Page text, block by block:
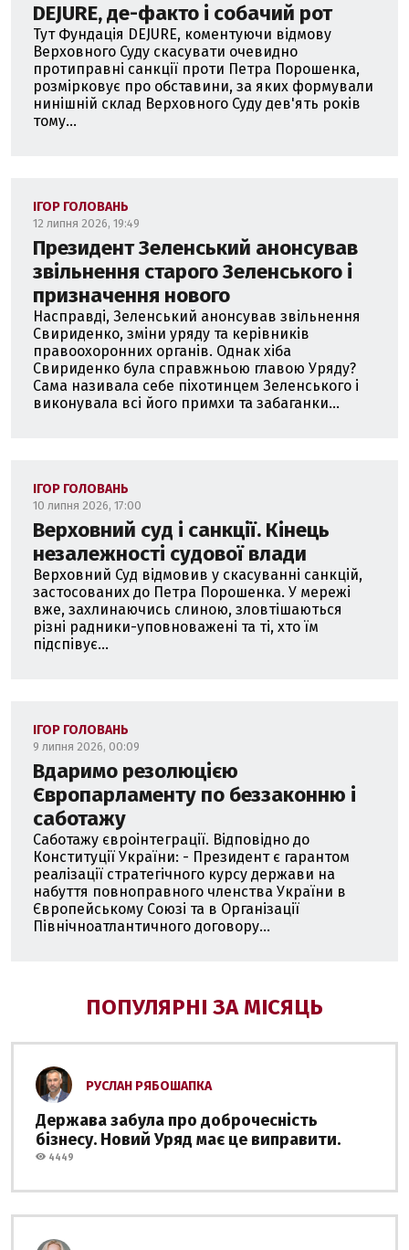
DEJURE, де-факто і собачий рот
Тут Фундація DEJURE, коментуючи відмову
Верховного Суду скасувати очевидно
протиправні санкції проти Петра Порошенка,
розмірковує про обставини, за яких формували
нинішній склад Верховного Суду дев'ять років
тому...
ІГОР ГОЛОВАНЬ
12 липня 2026, 19:49
Президент Зеленський анонсував
звільнення старого Зеленського і
призначення нового
Насправді, Зеленський анонсував звільнення
Свириденко, зміни уряду та керівників
правоохоронних органів. Однак хіба
Свириденко була справжньою главою Уряду?
Сама називала себе піхотинцем Зеленського і
виконувала всі його примхи та забаганки...
ІГОР ГОЛОВАНЬ
10 липня 2026, 17:00
Верховний суд і санкції. Кінець
незалежності судової влади
Верховний Суд відмовив у скасуванні санкцій,
застосованих до Петра Порошенка. У мережі
вже, захлинаючись слиною, зловтішаються
різні радники-уповноважені та ті, хто їм
підспівує...
ІГОР ГОЛОВАНЬ
9 липня 2026, 00:09
Вдаримо резолюцією
Європарламенту по беззаконню і
саботажу
Саботажу євроінтеграції. Відповідно до
Конституції України: - Президент є гарантом
реалізації стратегічного курсу держави на
набуття повноправного членства України в
Європейському Союзі та в Організації
Північноатлантичного договору...
ПОПУЛЯРНІ ЗА МІСЯЦЬ
РУСЛАН РЯБОШАПКА
Держава забула про доброчесність
бізнесу. Новий Уряд має це виправити.
4449